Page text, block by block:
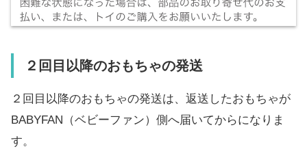
２回目以降のおもちゃの発送
２回目以降のおもちゃの発送は、返送したおもちゃが
BABYFAN（ベビーファン）側へ届いてからになりま
す。